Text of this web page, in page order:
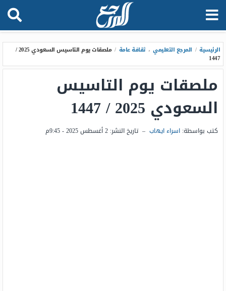
الرئيسية / المرجع التعليمي ، ثقافة عامة /
ملصقات يوم التاسيس السعودي 2025 /
1447
ملصقات يوم التاسيس
السعودي 2025 / 1447
كتب بواسطة: اسراء ايهاب – تاريخ النشر: 2 أغسطس 2025 - 9:45م